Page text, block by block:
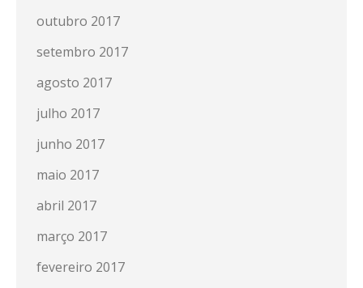
outubro 2017
setembro 2017
agosto 2017
julho 2017
junho 2017
maio 2017
abril 2017
março 2017
fevereiro 2017